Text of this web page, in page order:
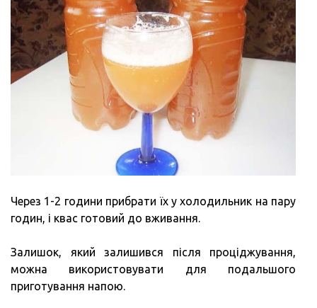
Через 1-2 години прибрати їх у холодильник на пару
годин, і квас готовий до вживання.
Залишок, який залишився після проціджування,
можна використовувати для подальшого
приготування напою.